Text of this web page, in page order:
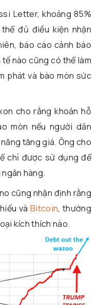
Letter, khoảng 85%
đủ điều kiện nhận
báo cáo cảnh báo
nào cũng có thể làm
phát và bào mòn sức
cho rằng khoản hỗ
mòn nếu người dân
tăng giá. Ông cho
chỉ được sử dụng để
hàng.
cũng nhận định rằng
vàBitcoin, thường
kích thích nào.